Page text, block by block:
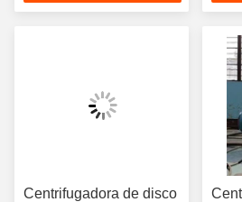
Centrifugadora de disco